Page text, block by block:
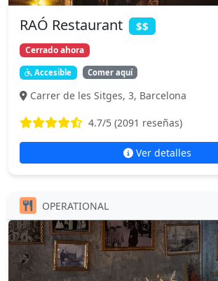
RAÓ Restaurant $$
Cerrado ahora
Accesible Comer aquí
Carrer de les Sitges, 3, Barcelona
4.7/5 (2091 reseñas)
Ver detalles
OPERATIONAL